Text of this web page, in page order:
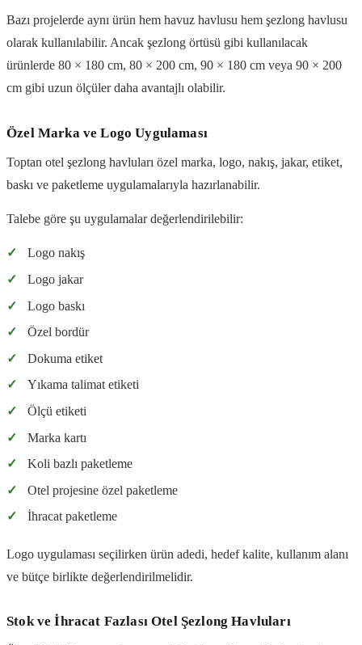
Bazı projelerde aynı ürün hem havuz havlusu hem şezlong havlusu
olarak kullanılabilir. Ancak şezlong örtüsü gibi kullanılacak
ürünlerde 80 × 180 cm, 80 × 200 cm, 90 × 180 cm veya 90 × 200
cm gibi uzun ölçüler daha avantajlı olabilir.
Özel Marka ve Logo Uygulaması
Toptan otel şezlong havluları özel marka, logo, nakış, jakar, etiket,
baskı ve paketleme uygulamalarıyla hazırlanabilir.
Talebe göre şu uygulamalar değerlendirilebilir:
✓
Logo nakış
✓
Logo jakar
✓
Logo baskı
✓
Özel bordür
✓
Dokuma etiket
✓
Yıkama talimat etiketi
✓
Ölçü etiketi
✓
Marka kartı
✓
Koli bazlı paketleme
✓
Otel projesine özel paketleme
✓
İhracat paketleme
Logo uygulaması seçilirken ürün adedi, hedef kalite, kullanım alanı
ve bütçe birlikte değerlendirilmelidir.
Stok ve İhracat Fazlası Otel Şezlong Havluları